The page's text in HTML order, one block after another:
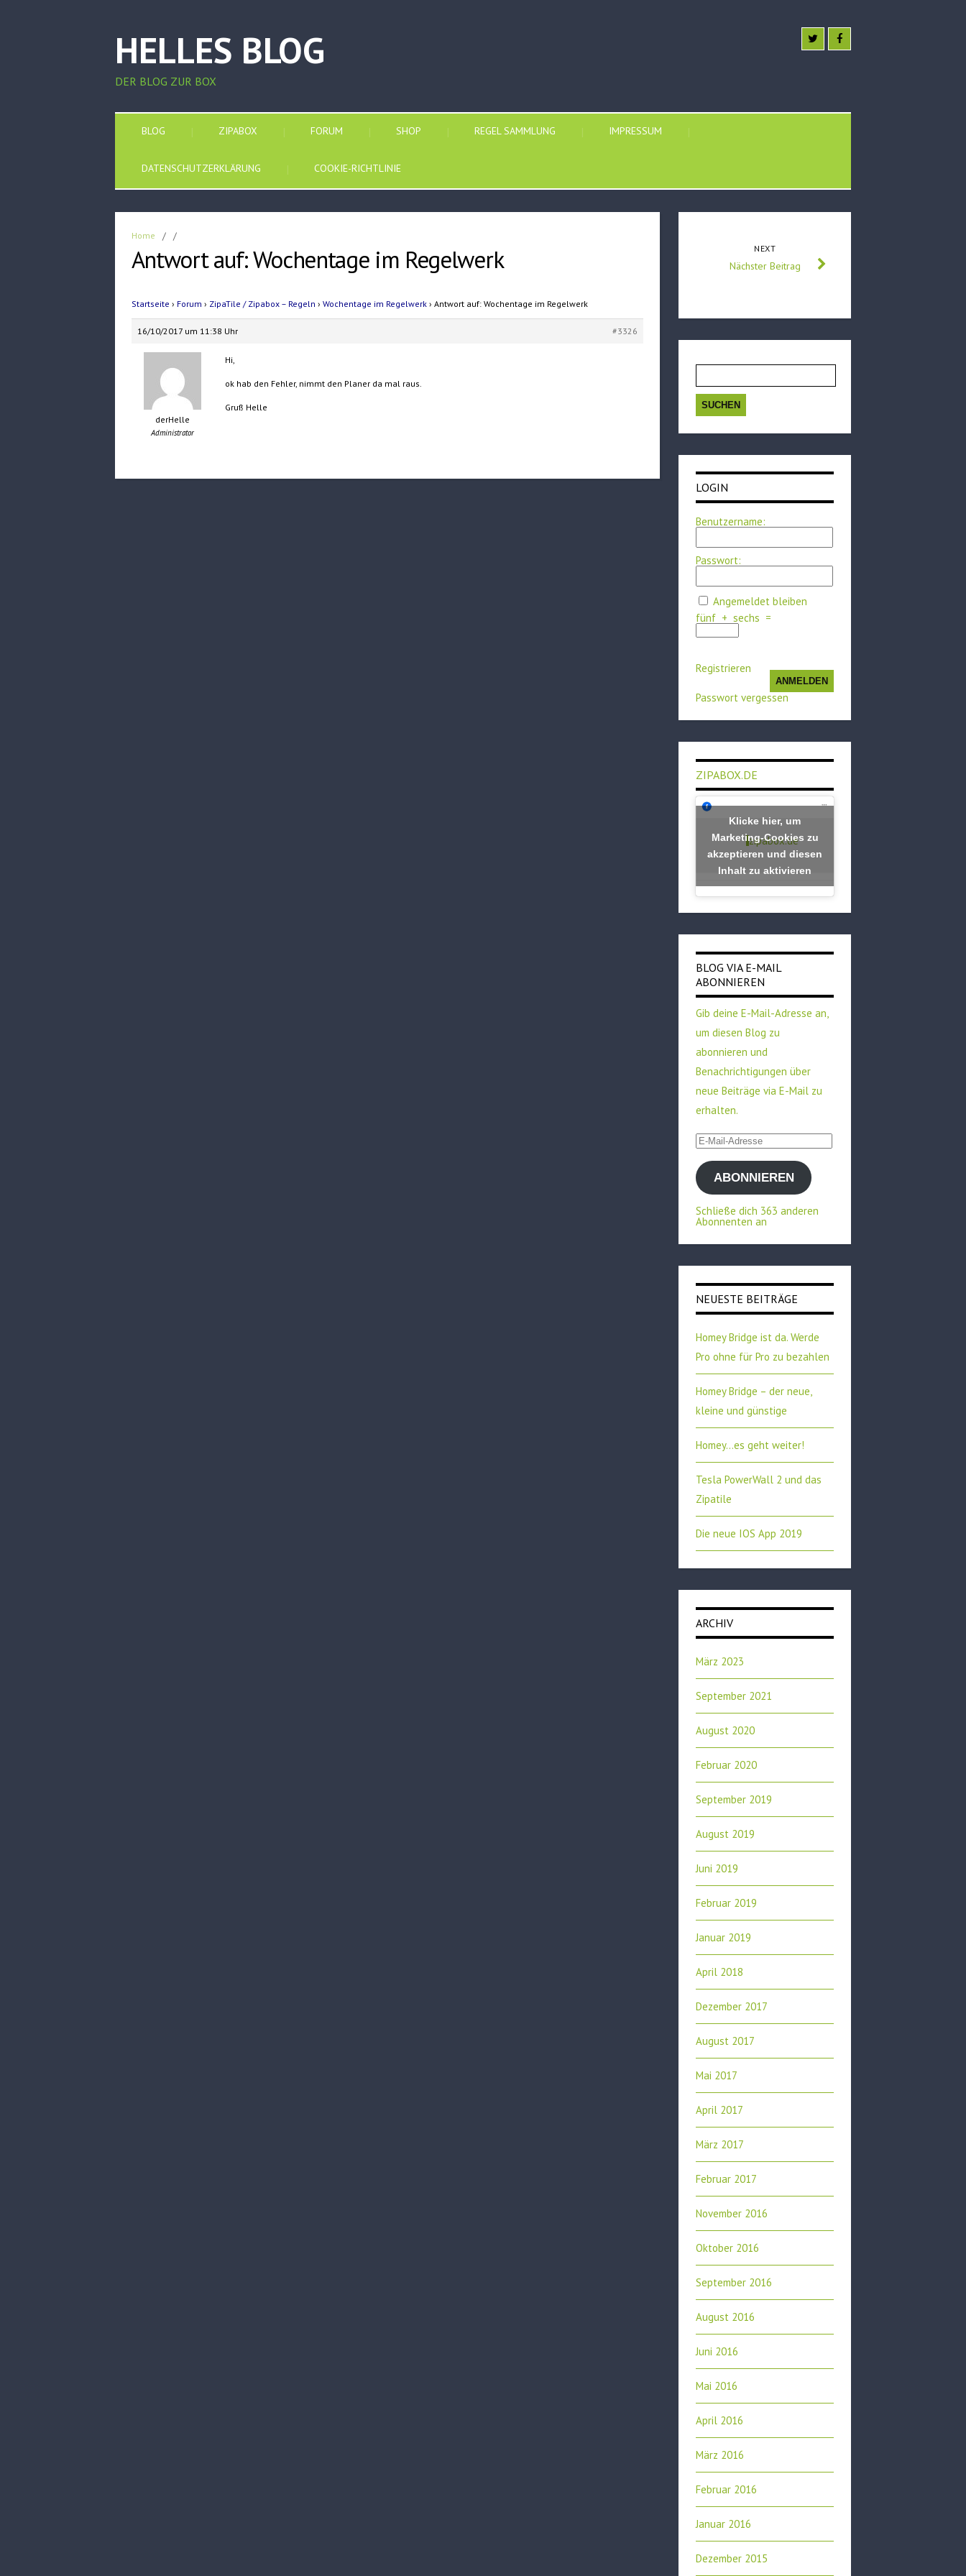
HELLES BLOG
DER BLOG ZUR BOX
BLOG ZIPABOX FORUM SHOP REGEL SAMMLUNG IMPRESSUM
DATENSCHUTZERKLÄRUNG COOKIE-RICHTLINIE
Home / /
Antwort auf: Wochentage im Regelwerk
Startseite › Forum › ZipaTile / Zipabox – Regeln › Wochentage im Regelwerk › Antwort auf: Wochentage im Regelwerk
16/10/2017 um 11:38 Uhr #3326
derHelle
Administrator
Hi,
ok hab den Fehler, nimmt den Planer da mal raus.
Gruß Helle
NEXT
Nächster Beitrag
nach:
LOGIN
Benutzername:
Passwort:
Angemeldet bleiben
fünf + sechs =
ANMELDEN
Registrieren
Passwort vergessen
ZIPABOX.DE
zipabox.de
Klicke hier, um
Marketing-Cookies zu
akzeptieren und diesen
Inhalt zu aktivieren
BLOG VIA E-MAIL
ABONNIEREN
Gib deine E-Mail-Adresse an,
um diesen Blog zu
abonnieren und
Benachrichtigungen über
neue Beiträge via E-Mail zu
erhalten.
E-
Mail-
AdresseABONNIEREN
Schließe dich 363 anderen
Abonnenten an
NEUESTE BEITRÄGE
Homey Bridge ist da. Werde
Pro ohne für Pro zu bezahlen
Homey Bridge – der neue,
kleine und günstige
Homey…es geht weiter!
Tesla PowerWall 2 und das
Zipatile
Die neue IOS App 2019
ARCHIV
März 2023
September 2021
August 2020
Februar 2020
September 2019
August 2019
Juni 2019
Februar 2019
Januar 2019
April 2018
Dezember 2017
August 2017
Mai 2017
April 2017
März 2017
Februar 2017
November 2016
Oktober 2016
September 2016
August 2016
Juni 2016
Mai 2016
April 2016
März 2016
Februar 2016
Januar 2016
Dezember 2015